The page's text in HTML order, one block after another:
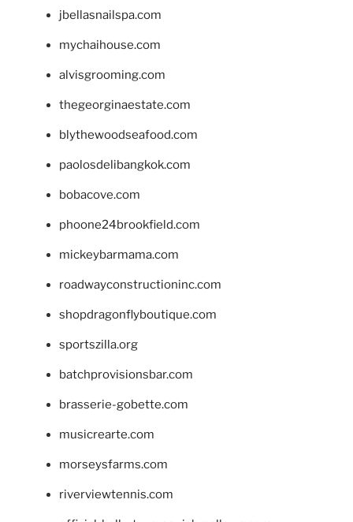
jbellasnailspa.com
mychaihouse.com
alvisgrooming.com
thegeorginaestate.com
blythewoodseafood.com
paolosdelibangkok.com
bobacove.com
phoone24brookfield.com
mickeybarmama.com
roadwayconstructioninc.com
shopdragonflyboutique.com
sportszilla.org
batchprovisionsbar.com
brasserie-gobette.com
musicrearte.com
morseysfarms.com
riverviewtennis.com